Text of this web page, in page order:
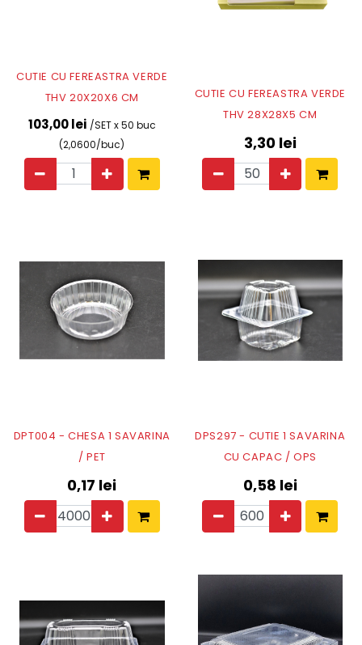
CUTIE CU FEREASTRA VERDE
THV 20X20X6 CM
103,00 lei /SET x 50 buc
(2,0600/buc)
CUTIE CU FEREASTRA VERDE
THV 28X28X5 CM
3,30lei
DPT004 - CHESA 1 SAVARINA
/ PET
0,17 lei
DPS297 - CUTIE 1 SAVARINA
CU CAPAC / OPS
0,58 lei